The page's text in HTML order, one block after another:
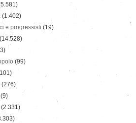
(1.402)
e progressisti (19)
(14.528)
(99)
(276)
(9)
(2.331)